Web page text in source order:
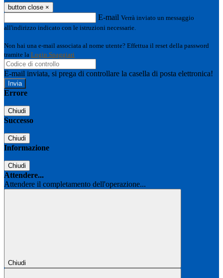
button close ×
E-mail Verrà inviato un messaggio
all'indirizzo indicato con le istruzioni necessarie.
Non hai una e-mail associata al nome utente? Effettua il reset della password
tramite la Login Spaggiari
E-mail inviata, si prega di controllare la casella di posta elettronica!
Errore
Chiudi
Successo
Chiudi
Informazione
Chiudi
Attendere...
Attendere il completamento dell'operazione...
Chiudi